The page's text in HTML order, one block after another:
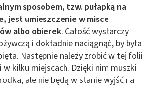
sposobem, tzw. pułapką na
jest umieszczenie w misce
albo obierek. Całość wystarczy
i dokładnie naciągnąć, by była
Następnie należy zrobić w tej folii
kilku miejscach. Dzięki nim muszki
ale nie będą w stanie wyjść na